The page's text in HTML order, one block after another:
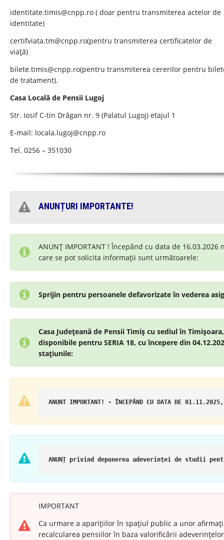
identitate.timis@cnpp.ro ( doar pentru transmiterea actelor de
identitate)
certifviata.tm@cnpp.ro(pentru transmiterea certificatelor de
viață)
bilete.timis@cnpp.ro(pentru transmiterea cererilor pentru
de tratament).
Casa Locală de Pensii Lugoj
Str. Iosif C-tin Drăgan nr. 9 (Palatul Lugoj) etajul 1
E-mail: locala.lugoj@cnpp.ro
Tel. 0256 – 351030
ANUNȚURI IMPORTANTE!
ANUNȚ IMPORTANT ! Începând cu data de
care se pot solicita informații sunt următoarele:
Sprijin pentru persoanele defavorizate în vederea
Casa Judeţeană de Pensii Timiş cu sediul în
disponibile pentru SERIA 18, cu începere din
staţiunile:
ANUNT IMPORTANT! - ÎNCEPÂND CU DATA DE
ANUNȚ privind depunerea adeverinţei de studii
IMPORTANT
Ca urmare a aparițiilor în spațiul public a unor
recalcularea pensiilor în baza valorificării